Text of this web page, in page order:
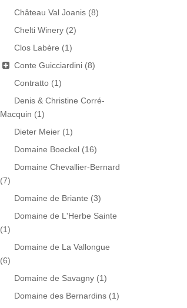
Château Val Joanis (8)
Chelti Winery (2)
Clos Labère (1)
Conte Guicciardini (8)
Contratto (1)
Denis & Christine Corré-
Macquin (1)
Dieter Meier (1)
Domaine Boeckel (16)
Domaine Chevallier-Bernard
(7)
Domaine de Briante (3)
Domaine de L'Herbe Sainte
(1)
Domaine de La Vallongue
(6)
Domaine de Savagny (1)
Domaine des Bernardins (1)